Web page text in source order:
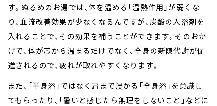
す。ぬるめのお湯では、体を温める「温熱作用」が弱くな
り、血流改善効果が少なくなるんですが、炭酸の入浴剤を
入れることで、その効果を補うことができます。そのおか
げで、体が芯から温まるだけでなく、全身の新陳代謝が促
進されるので、疲れが取れやすくなります。
また、「半身浴」ではなく肩まで浸かる「全身浴」を意識し
てもらったり、「暑いと感じたら無理をしないこと」などに